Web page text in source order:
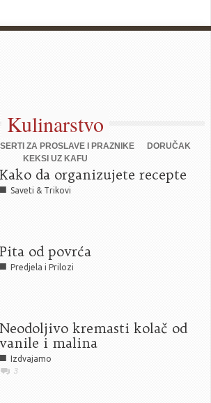
Kulinarstvo
ZA PROSLAVE I PRAZNIKE
DORUČAK
KEKSI UZ KAFU
Kako da organizujete recepte
■ Saveti & Trikovi
Pita od povrća
■ Predjela i Prilozi
Neodoljivo kremasti kolač od
vanile i malina
■ Izdvajamo
3